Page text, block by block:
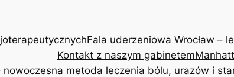
Fala uderzeniowa Wrocław –
Kontakt z naszym gabinetem
nowoczesna metoda leczenia bólu, urazów i